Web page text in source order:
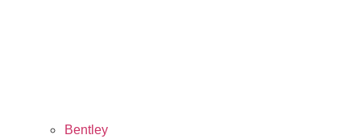
Bentley